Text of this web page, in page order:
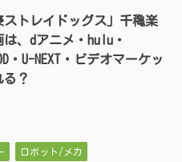
ストレイドッグス」千穐楽
、dアニメ・hulu・
・U-NEXT・ビデオマーケッ
る？
ロボット/メカ